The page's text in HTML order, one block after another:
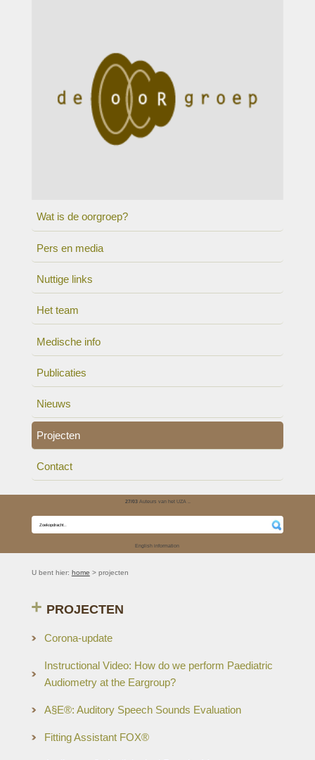
Wat is de oorgroep?
Pers en media
Nuttige links
Het team
Medische info
Publicaties
Nieuws
Projecten
Contact
27/03Auteurs van het UZA ..
English information
U bent hier: home > projecten
PROJECTEN
Corona-update
Instructional Video: How do we perform Paediatric
Audiometry at the Eargroup?
A§E®: Auditory Speech Sounds Evaluation
Fitting Assistant FOX®